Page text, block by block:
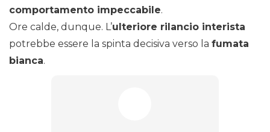
comportamento impeccabile.
Ore calde, dunque. L’ulteriore rilancio interista
potrebbe essere la spinta decisiva verso la fumata
bianca.